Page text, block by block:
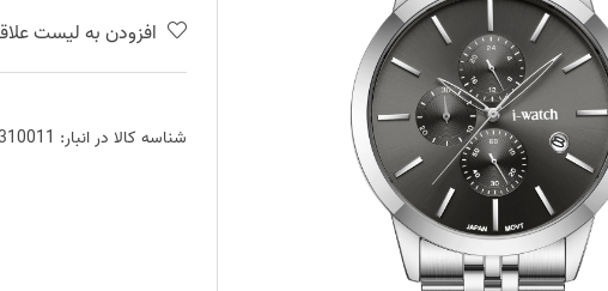
افزودن به لیست
شناسه کالا در انبار: